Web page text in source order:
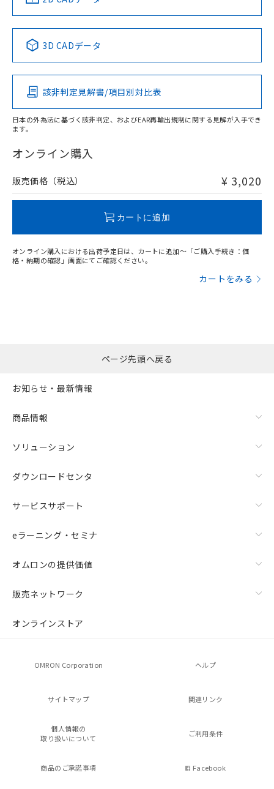
Pb Hg Cd Cr(VI)
O
在庫等で未対応品が混在する可能性があります。
問い合わせください。
3D CADデータ
該非判定見解書/項目別対比表
日本の外為法に基づく該非判定、およびEAR再輸出規制に関する見解が入手でき
ます。
オンライン購入
販売価格（税込） ¥ 3,020
カートに追加
オンライン購入における出荷予定日は、カートに追加～「ご購入手続き：価
格・納期の確認」画面にてご確認ください。
カートをみる
ページ先頭へ戻る
お知らせ・最新情報
商品情報
ソリューション
ダウンロードセンタ
サービスサポート
eラーニング・セミナ
オムロンの提供価値
販売ネットワーク
オンラインストア
OMRON Corporation ヘルプ
サイトマップ 関連リンク
個人情報の
取り扱いについて
ご利用条件
商品のご承諾事項 Facebook